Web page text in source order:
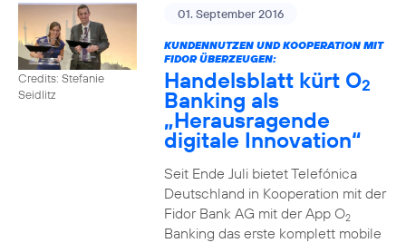
Credits: Stefanie
Seidlitz
01. September 2016
KUNDENNUTZEN UND KOOPERATION MIT
FIDOR ÜBERZEUGEN:
Handelsblatt kürt O2
Banking als
„Herausragende
digitale Innovation“
Seit Ende Juli bietet Telefónica
Deutschland in Kooperation mit der
Fidor Bank AG mit der App O2
Banking das erste komplett mobile